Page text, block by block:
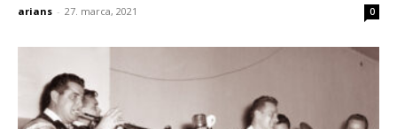
arians - 27. marca, 2021 0